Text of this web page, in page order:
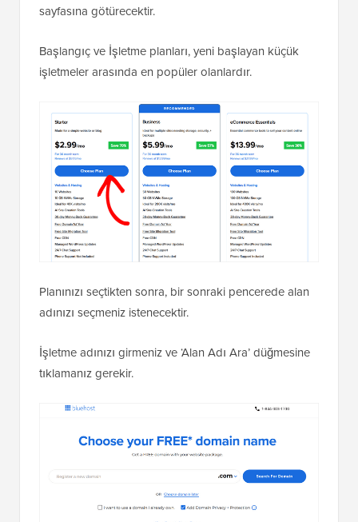
sayfasına götürecektir.
Başlangıç ve İşletme planları, yeni başlayan küçük
işletmeler arasında en popüler olanlardır.
Planınızı seçtikten sonra, bir sonraki pencerede alan
adınızı seçmeniz istenecektir.
İşletme adınızı girmeniz ve ‘Alan Adı Ara’ düğmesine
tıklamanız gerekir.